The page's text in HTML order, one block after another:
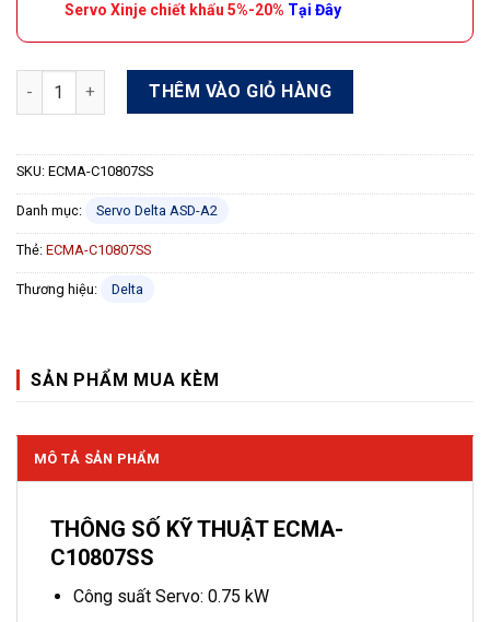
Servo Xinje chiết khấu 5%-20% Tại Đây
Động cơ Servo Delta ECMA-C10807SS encoder 20 bit 0.75kW
THÊM VÀO GIỎ HÀNG
SKU: ECMA-C10807SS
Danh mục: Servo Delta ASD-A2
Thẻ: ECMA-C10807SS
Thương hiệu: Delta
SẢN PHẨM MUA KÈM
MÔ TẢ SẢN PHẨM
THÔNG SỐ KỸ THUẬT ECMA-
C10807SS
Công suất Servo: 0.75 kW